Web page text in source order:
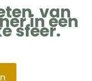
van
in een
sfeer.